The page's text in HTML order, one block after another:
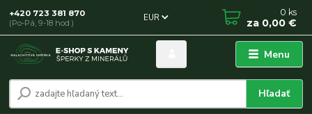
Menu
EUR
Hľadať
+420 723 381 870
(Po-Pá, 9-18 hod.)
0 ks
za 0,00 €